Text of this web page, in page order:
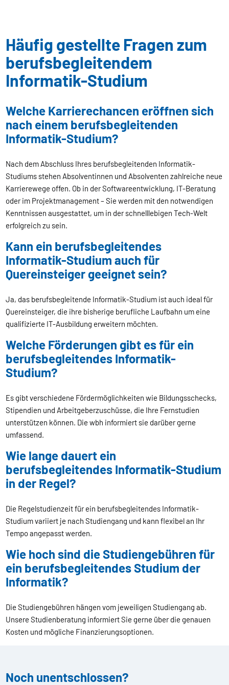
Häufig gestellte Fragen zum
berufsbegleitendem
Informatik-Studium
Welche Karrierechancen eröffnen sich
nach einem berufsbegleitenden
Informatik-Studium?
Nach dem Abschluss Ihres berufsbegleitenden Informatik-
Studiums stehen Absolventinnen und Absolventen zahlreiche neue
Karrierewege offen. Ob in der Softwareentwicklung, IT-Beratung
oder im Projektmanagement – Sie werden mit den notwendigen
Kenntnissen ausgestattet, um in der schnelllebigen Tech-Welt
erfolgreich zu sein.
Kann ein berufsbegleitendes
Informatik-Studium auch für
Quereinsteiger geeignet sein?
Ja, das berufsbegleitende Informatik-Studium ist auch ideal für
Quereinsteiger, die ihre bisherige berufliche Laufbahn um eine
qualifizierte IT-Ausbildung erweitern möchten.
Welche Förderungen gibt es für ein
berufsbegleitendes Informatik-
Studium?
Es gibt verschiedene Fördermöglichkeiten wie Bildungsschecks,
Stipendien und Arbeitgeberzuschüsse, die Ihre Fernstudien
unterstützen können. Die wbh informiert sie darüber gerne
umfassend.
Wie lange dauert ein
berufsbegleitendes Informatik-Studium
in der Regel?
Die Regelstudienzeit für ein berufsbegleitendes Informatik-
Studium variiert je nach Studiengang und kann flexibel an Ihr
Tempo angepasst werden.
Wie hoch sind die Studiengebühren für
ein berufsbegleitendes Studium der
Informatik?
Die Studiengebühren hängen vom jeweiligen Studiengang ab.
Unsere Studienberatung informiert Sie gerne über die genauen
Kosten und mögliche Finanzierungsoptionen.
Noch unentschlossen?